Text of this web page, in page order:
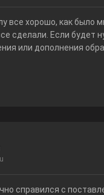
все хорошо, как было
сделали. Если будет
или дополнения
справился с